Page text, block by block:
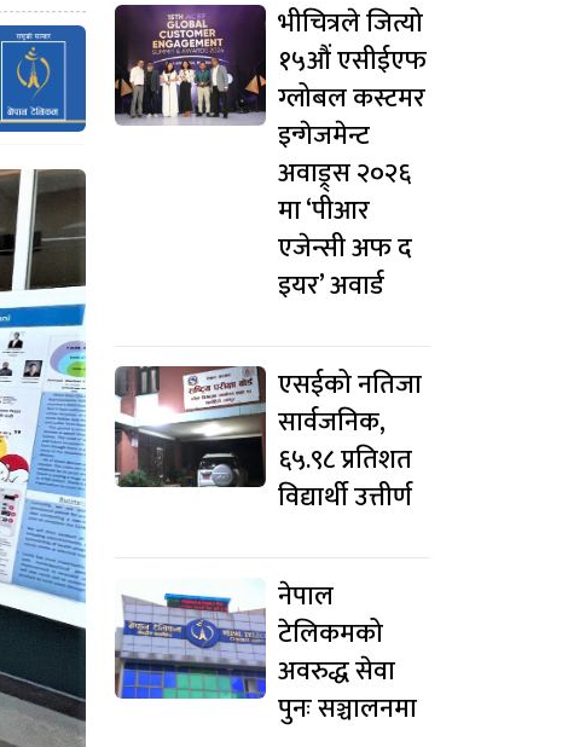
भीचित्रले जित्यो
१५औं एसीईएफ
ग्लोबल कस्टमर
इन्गेजमेन्ट
अवाड्र्स २०२६
मा ‘पीआर
एजेन्सी अफ द
इयर’ अवार्ड
एसईको नतिजा
सार्वजनिक,
६५.९८ प्रतिशत
विद्यार्थी उत्तीर्ण
नेपाल
टेलिकमको
अवरुद्ध सेवा
पुनः सञ्चालनमा